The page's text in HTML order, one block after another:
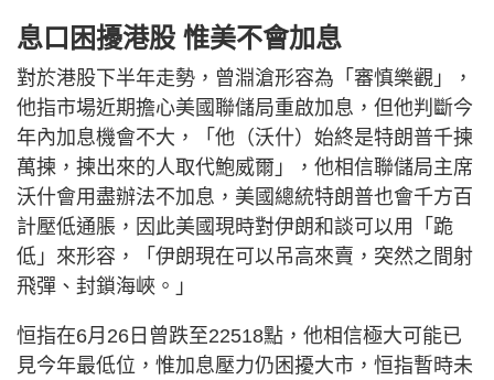
息口困擾港股 惟美不會加息
對於港股下半年走勢，曾淵滄形容為「審慎樂觀」，
他指市場近期擔心美國聯儲局重啟加息，但他判斷今
年內加息機會不大，「他（沃什）始終是特朗普千揀
萬揀，揀出來的人取代鮑威爾」，他相信聯儲局主席
沃什會用盡辦法不加息，美國總統特朗普也會千方百
計壓低通脹，因此美國現時對伊朗和談可以用「跪
低」來形容，「伊朗現在可以吊高來賣，突然之間射
飛彈、封鎖海峽。」
恒指在6月26日曾跌至22518點，他相信極大可能已
見今年最低位，惟加息壓力仍困擾大市，恒指暫時未